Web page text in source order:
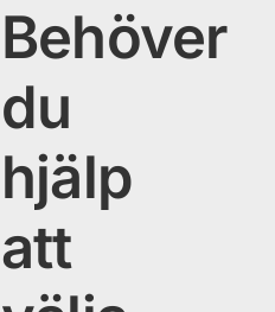
Behöver
du
hjälp
att